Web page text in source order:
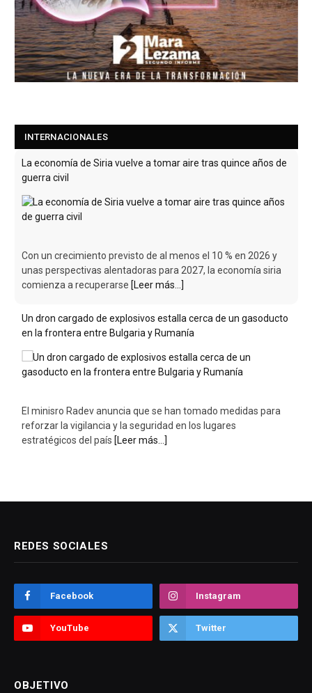
INTERNACIONALES
La economía de Siria vuelve a tomar aire tras quince años de
guerra civil
Con un crecimiento previsto de al menos el 10 % en 2026 y
unas perspectivas alentadoras para 2027, la economía siria
comienza a recuperarse [Leer más...]
Un dron cargado de explosivos estalla cerca de un gasoducto
en la frontera entre Bulgaria y Rumanía
El minisro Radev anuncia que se han tomado medidas para
reforzar la vigilancia y la seguridad en los lugares
estratégicos del país [Leer más...]
REDES SOCIALES
Facebook Instagram
YouTube Twitter
OBJETIVO